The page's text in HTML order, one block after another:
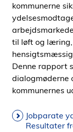
kommunerne
til løft og
Denne rapport
dialogmøderne
kommunernes
Jobparate
Resultater